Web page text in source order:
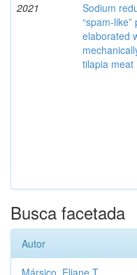
2021
Sodium
“spam-like”
elaborated
tilapia meat
Busca facetada
Autor